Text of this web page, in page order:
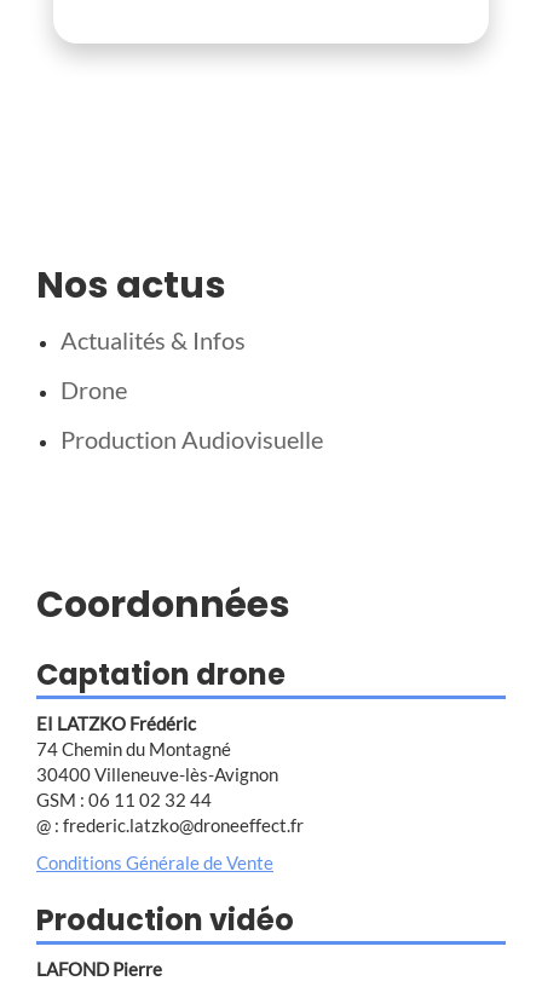
Nos actus
Actualités & Infos
Drone
Production Audiovisuelle
Coordonnées
Captation drone
EI LATZKO Frédéric
74 Chemin du Montagné
30400 Villeneuve-lès-Avignon
GSM : 06 11 02 32 44
@ : frederic.latzko@droneeffect.fr
Conditions Générale de Vente
Production vidéo
LAFOND Pierre